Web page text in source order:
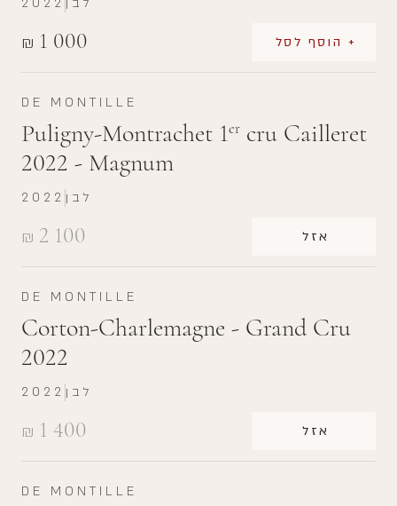
₪ 1 000 + הוסף לסל
2022 לבן
DE MONTILLE
Puligny-Montrachet 1er cru Cailleret
2022 - Magnum
₪ 2 100 אזל
2022 לבן
DE MONTILLE
Corton-Charlemagne - Grand Cru
2022
₪ 1 400 אזל
2022 לבן
DE MONTILLE